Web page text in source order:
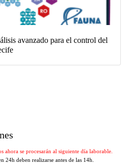
avanzado para el control del
ahora se procesarán al siguiente día laborable.
24h deben realizarse antes de las 14h.